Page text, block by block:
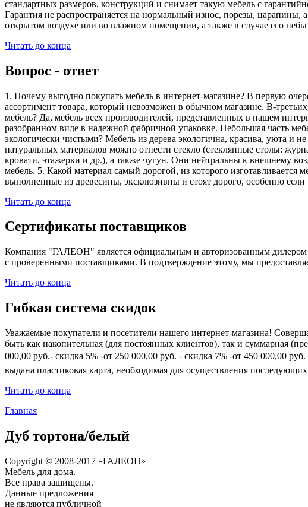
стандартных размеров, конструкций и снимает такую мебель с
Гарантия не распространяется на нормальный износ, порезы, царапины,
открытом воздухе или во влажном помещении, а также в случае его
Читать до конца
Вопрос - ответ
1. Почему выгодно покупать мебель в интернет-магазине? В первую
ассортимент товара, который невозможен в обычном магазине. В-
мебель? Да, мебель всех производителей, представленных в нашем
разобранном виде в надежной фабричной упаковке. Небольшая часть
экологически чистыми? Мебель из дерева экологична, красива, уюта и
натуральных материалов можно отнести стекло (стеклянные столы:
кровати, этажерки и др.), а также чугун. Они нейтральны к внешнему
мебель. 5. Какой материал самый дорогой, из которого
выполненные из древесины, эксклюзивны и стоят дорого, особенно
Читать до конца
Сертификаты поставщиков
Компания "ГАЛЕОН" является официальным и авторизованным
с проверенными поставщиками. В подтверждение этому, мы
Читать до конца
Гибкая система скидок
Уважаемые покупатели и посетители нашего интернет-магазина!
быть как накопительная (для постоянных клиентов), так и суммарная
000,00 руб.- скидка 5% -от 250 000,00 руб. - скидка 7% -от 450 000,00
выдана пластиковая карта, необходимая для осуществления
Читать до конца
Главная
Дуб тортона/белый
Copyright © 2008-2017 «ГАЛЕОН»
Мебель для дома.
Все права защищены.
Данные предложения
не являются публичной